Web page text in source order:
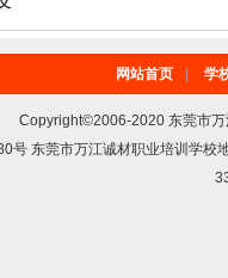
网站首页 学
Copyright©2006-2020 东莞市
号 东莞市万江诚材职业培训学